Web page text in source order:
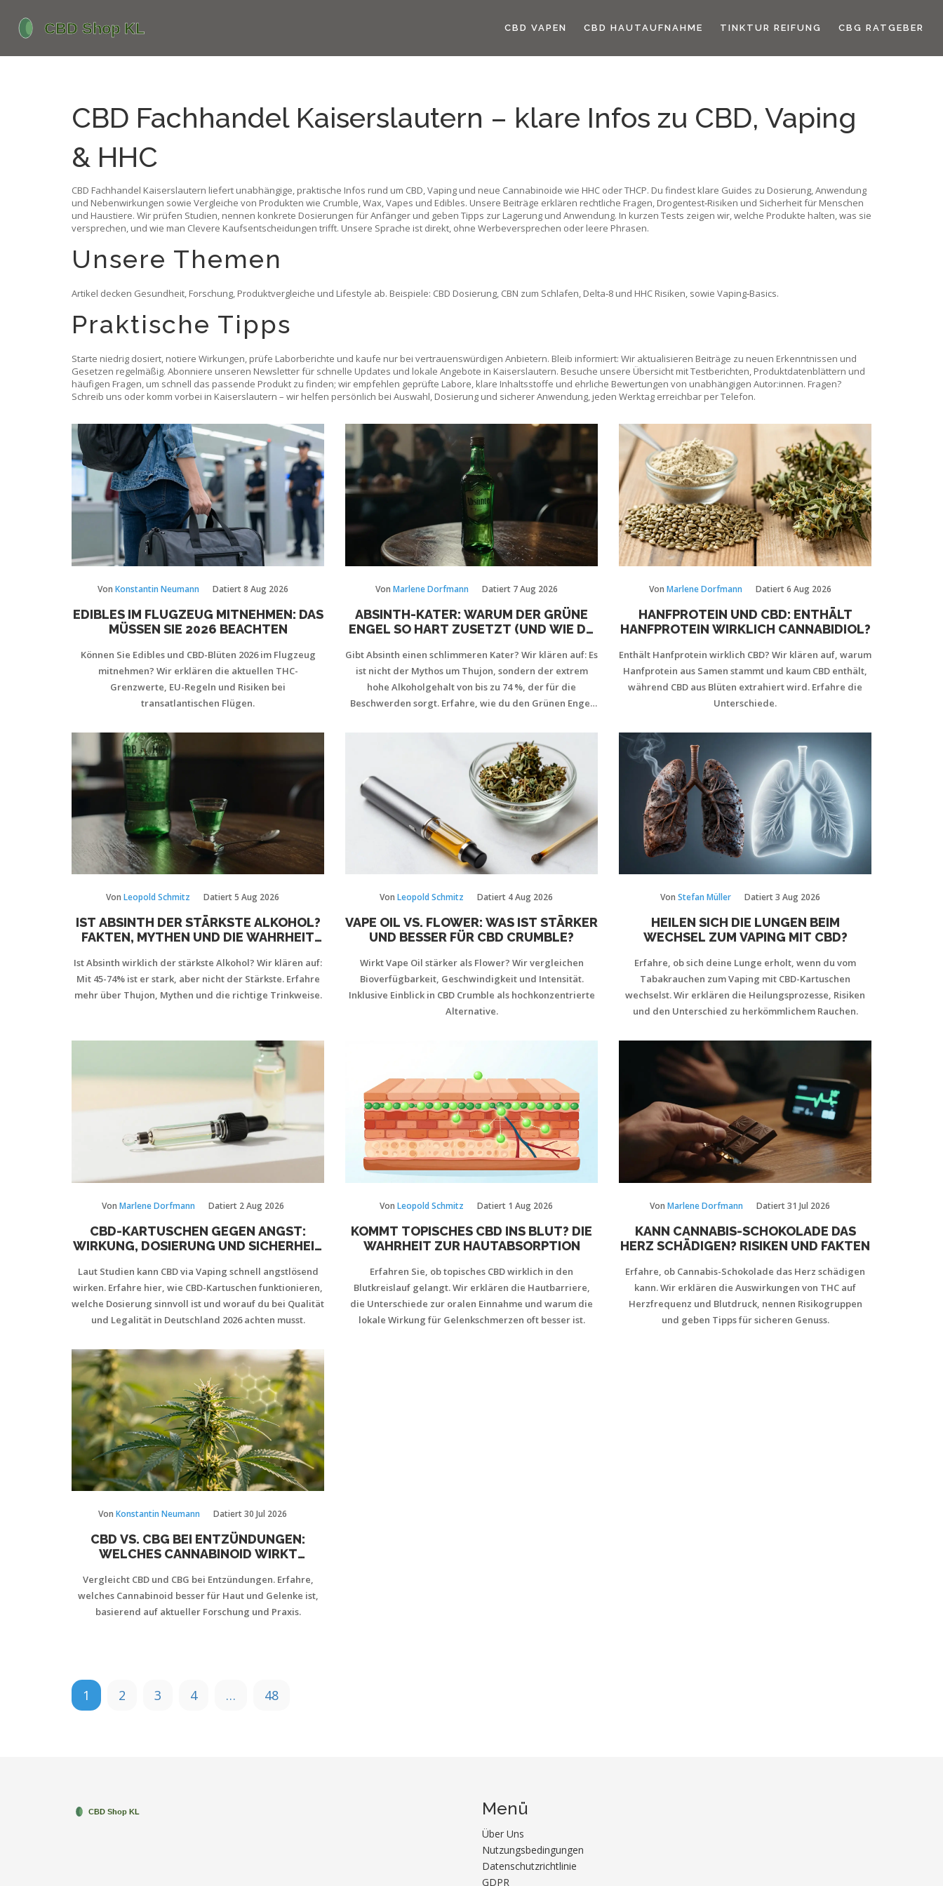
CBD VAPEN CBD HAUTAUFNAHME TINKTUR REIFUNG CBG RATGEBER
CBD Fachhandel Kaiserslautern – klare Infos zu CBD, Vaping
& HHC
CBD Fachhandel Kaiserslautern liefert unabhängige, praktische Infos rund um CBD, Vaping und neue Cannabinoide wie HHC oder THCP. Du findest klare Guides zu Dosierung, Anwendung
und Nebenwirkungen sowie Vergleiche von Produkten wie Crumble, Wax, Vapes und Edibles. Unsere Beiträge erklären rechtliche Fragen, Drogentest‑Risiken und Sicherheit für Menschen
und Haustiere. Wir prüfen Studien, nennen konkrete Dosierungen für Anfänger und geben Tipps zur Lagerung und Anwendung. In kurzen Tests zeigen wir, welche Produkte halten, was sie
versprechen, und wie man Clevere Kaufsentscheidungen trifft. Unsere Sprache ist direkt, ohne Werbeversprechen oder leere Phrasen.
Unsere Themen
Artikel decken Gesundheit, Forschung, Produktvergleiche und Lifestyle ab. Beispiele: CBD Dosierung, CBN zum Schlafen, Delta‑8 und HHC Risiken, sowie Vaping‑Basics.
Praktische Tipps
Starte niedrig dosiert, notiere Wirkungen, prüfe Laborberichte und kaufe nur bei vertrauenswürdigen Anbietern. Bleib informiert: Wir aktualisieren Beiträge zu neuen Erkenntnissen und
Gesetzen regelmäßig. Abonniere unseren Newsletter für schnelle Updates und lokale Angebote in Kaiserslautern. Besuche unsere Übersicht mit Testberichten, Produktdatenblättern und
häufigen Fragen, um schnell das passende Produkt zu finden; wir empfehlen geprüfte Labore, klare Inhaltsstoffe und ehrliche Bewertungen von unabhängigen Autor:innen. Fragen?
Schreib uns oder komm vorbei in Kaiserslautern – wir helfen persönlich bei Auswahl, Dosierung und sicherer Anwendung, jeden Werktag erreichbar per Telefon.
Von Konstantin Neumann Datiert8 Aug 2026
EDIBLES IM FLUGZEUG MITNEHMEN: DAS
MÜSSEN SIE 2026 BEACHTEN
Können Sie Edibles und CBD-Blüten 2026 im Flugzeug
mitnehmen? Wir erklären die aktuellen THC-
Grenzwerte, EU-Regeln und Risiken bei
transatlantischen Flügen.
Von Marlene Dorfmann Datiert 7 Aug 2026
ABSINTH-KATER: WARUM DER GRÜNE
ENGEL SO HART ZUSETZT (UND WIE DU
Gibt Absinth einen schlimmeren Kater? Wir klären auf: Es
ist nicht der Mythos um Thujon, sondern der extrem
hohe Alkoholgehalt von bis zu 74 %, der für die
Beschwerden sorgt. Erfahre, wie du den Grünen Engel
Von Marlene Dorfmann Datiert6 Aug 2026
HANFPROTEIN UND CBD: ENTHÄLT
HANFPROTEIN WIRKLICH CANNABIDIOL?
Enthält Hanfprotein wirklich CBD? Wir klären auf, warum
Hanfprotein aus Samen stammt und kaum CBD enthält,
während CBD aus Blüten extrahiert wird. Erfahre die
Unterschiede.
Von Leopold Schmitz Datiert5 Aug 2026
IST ABSINTH DER STÄRKSTE ALKOHOL?
FAKTEN, MYTHEN UND DIE WAHRHEIT
Ist Absinth wirklich der stärkste Alkohol? Wir klären auf:
Mit 45-74% ist er stark, aber nicht der Stärkste. Erfahre
mehr über Thujon, Mythen und die richtige Trinkweise.
Von Leopold Schmitz Datiert 4 Aug 2026
VAPE OIL VS. FLOWER: WAS IST STÄRKER
UND BESSER FÜR CBD CRUMBLE?
Wirkt Vape Oil stärker als Flower? Wir vergleichen
Bioverfügbarkeit, Geschwindigkeit und Intensität.
Inklusive Einblick in CBD Crumble als hochkonzentrierte
Alternative.
Von Stefan Müller Datiert3 Aug 2026
HEILEN SICH DIE LUNGEN BEIM
WECHSEL ZUM VAPING MIT CBD?
Erfahre, ob sich deine Lunge erholt, wenn du vom
Tabakrauchen zum Vaping mit CBD-Kartuschen
wechselst. Wir erklären die Heilungsprozesse, Risiken
und den Unterschied zu herkömmlichem Rauchen.
Von Marlene Dorfmann Datiert 2 Aug 2026
CBD-KARTUSCHEN GEGEN ANGST:
WIRKUNG, DOSIERUNG UND SICHERHEIT
Laut Studien kann CBD via Vaping schnell angstlösend
wirken. Erfahre hier, wie CBD-Kartuschen funktionieren,
welche Dosierung sinnvoll ist und worauf du bei Qualität
und Legalität in Deutschland 2026 achten musst.
Von Leopold Schmitz Datiert 1 Aug 2026
KOMMT TOPISCHES CBD INS BLUT? DIE
WAHRHEIT ZUR HAUTABSORPTION
Erfahren Sie, ob topisches CBD wirklich in den
Blutkreislauf gelangt. Wir erklären die Hautbarriere,
die Unterschiede zur oralen Einnahme und warum die
lokale Wirkung für Gelenkschmerzen oft besser ist.
Von Marlene Dorfmann Datiert31 Jul 2026
KANN CANNABIS-SCHOKOLADE DAS
HERZ SCHÄDIGEN? RISIKEN UND FAKTEN
Erfahre, ob Cannabis-Schokolade das Herz schädigen
kann. Wir erklären die Auswirkungen von THC auf
Herzfrequenz und Blutdruck, nennen Risikogruppen
und geben Tipps für sicheren Genuss.
Von Konstantin Neumann Datiert30 Jul 2026
CBD VS. CBG BEI ENTZÜNDUNGEN:
WELCHES CANNABINOID WIRKT
Vergleicht CBD und CBG bei Entzündungen. Erfahre,
welches Cannabinoid besser für Haut und Gelenke ist,
basierend auf aktueller Forschung und Praxis.
1 2 3 4 … 48
Menü
Über Uns
Nutzungsbedingungen
Datenschutzrichtlinie
GDPR